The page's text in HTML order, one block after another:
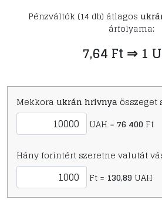
Pénzváltók (14 db) átlagos
árfolyama:
7,64 Ft ⇒ 1
Mekkora ukrán hrivnya összeget
UAH = 76 400 Ft
Hány forintért szeretne valutát
Ft = 130,89 UAH